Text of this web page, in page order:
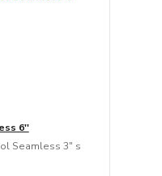
6''
Seamless 3" s